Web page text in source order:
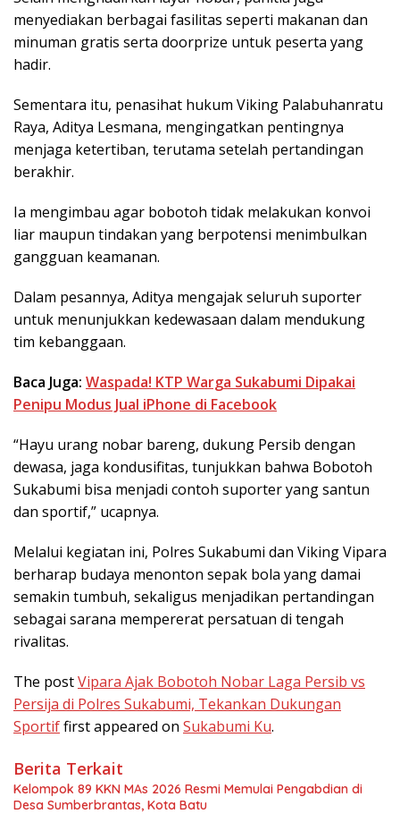
menyediakan berbagai fasilitas seperti makanan dan
minuman gratis serta doorprize untuk peserta yang
hadir.
Sementara itu, penasihat hukum Viking Palabuhanratu
Raya, Aditya Lesmana, mengingatkan pentingnya
menjaga ketertiban, terutama setelah pertandingan
berakhir.
Ia mengimbau agar bobotoh tidak melakukan konvoi
liar maupun tindakan yang berpotensi menimbulkan
gangguan keamanan.
Dalam pesannya, Aditya mengajak seluruh suporter
untuk menunjukkan kedewasaan dalam mendukung
tim kebanggaan.
Baca Juga: Waspada! KTP Warga Sukabumi Dipakai
Penipu Modus Jual iPhone di Facebook
“Hayu urang nobar bareng, dukung Persib dengan
dewasa, jaga kondusifitas, tunjukkan bahwa Bobotoh
Sukabumi bisa menjadi contoh suporter yang santun
dan sportif,” ucapnya.
Melalui kegiatan ini, Polres Sukabumi dan Viking Vipara
berharap budaya menonton sepak bola yang damai
semakin tumbuh, sekaligus menjadikan pertandingan
sebagai sarana mempererat persatuan di tengah
rivalitas.
The postVipara Ajak Bobotoh Nobar Laga Persib vs
Persija di Polres Sukabumi, Tekankan Dukungan
Sportiffirst appeared on Sukabumi Ku.
Berita Terkait
Kelompok 89 KKN MAs 2026 Resmi Memulai Pengabdian di
Desa Sumberbrantas, Kota Batu